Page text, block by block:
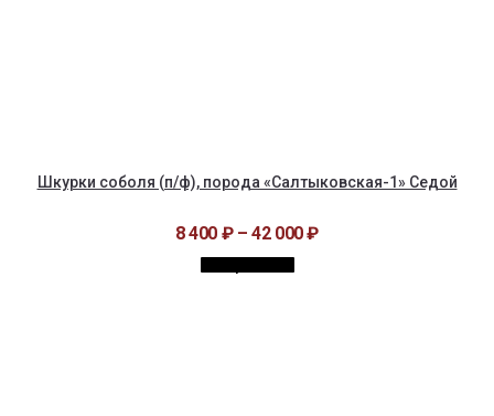
Шкурки соболя (п/ф), порода «Салтыковская-1» Седой
8 400 ₽–42 000₽